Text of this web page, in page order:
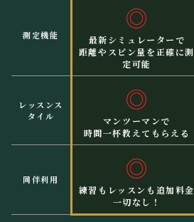
測定機能
◎
最新シミュレーターで
距離やスピン量を正確に測
定可能
レッスンス
タイル
◎
マンツーマンで
時間一杯教えてもらえる
同伴利用 ◎
練習もレッスンも追加料金
一切なし！